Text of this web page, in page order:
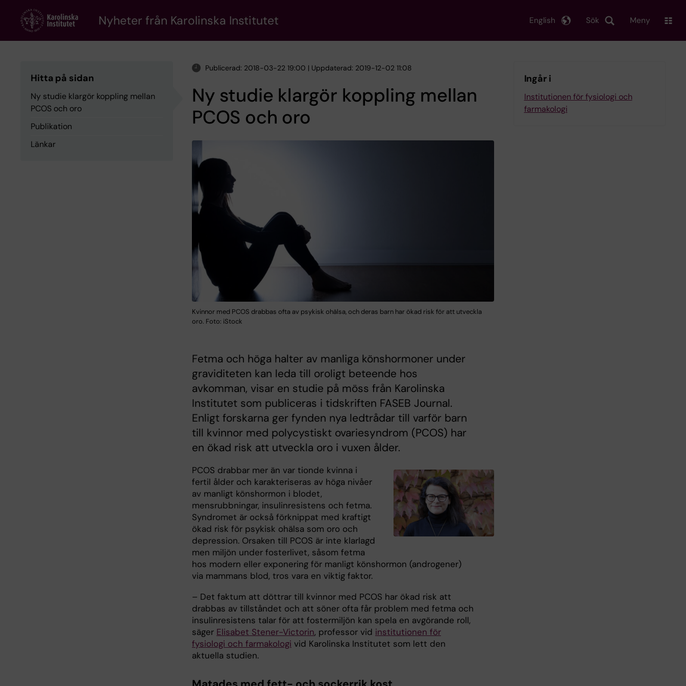
content
Nyheter från Karolinska Institutet Sök
English Meny
Hitta på sidan
Ny studie klargör koppling mellan
PCOS och oro
Publikation
Länkar
Publicerad: 2018-03-22 19:00 | Uppdaterad: 2019-12-02 11:08
Ny studie klargör koppling mellan
PCOS och oro
Kvinnor med PCOS drabbas ofta av psykisk ohälsa, och deras barn har ökad risk för att utveckla
oro. Foto: iStock
Fetma och höga halter av manliga könshormoner under
graviditeten kan leda till oroligt beteende hos
avkomman, visar en studie på möss från Karolinska
Institutet som publiceras i tidskriften FASEB Journal.
Enligt forskarna ger fynden nya ledtrådar till varför barn
till kvinnor med polycystiskt ovariesyndrom (PCOS) har
en ökad risk att utveckla oro i vuxen ålder.
PCOS drabbar mer än var tionde kvinna i
fertil ålder och karakteriseras av höga nivåer
av manligt könshormon i blodet,
mensrubbningar, insulinresistens och fetma.
Syndromet är också förknippat med kraftigt
ökad risk för psykisk ohälsa som oro och
depression. Orsaken till PCOS är inte klarlagd
men miljön under fosterlivet, såsom fetma
hos modern eller exponering för manligt könshormon (androgener)
via mammans blod, tros vara en viktig faktor.
­– Det faktum att döttrar till kvinnor med PCOS har ökad risk att
drabbas av tillståndet och att söner ofta får problem med fetma och
insulinresistens talar för att fostermiljön kan spela en avgörande roll,
säger Elisabet Stener-Victorin, professor vid institutionen för
fysiologi och farmakologi vid Karolinska Institutet som lett den
aktuella studien.
Ingår i
Institutionen för fysiologi och
farmakologi